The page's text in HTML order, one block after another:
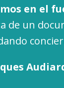
en el
de un